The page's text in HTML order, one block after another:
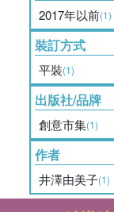
2017年以前(1)
裝訂方式
平裝(1)
出版社/品牌
創意市集(1)
作者
井澤由美子(1)